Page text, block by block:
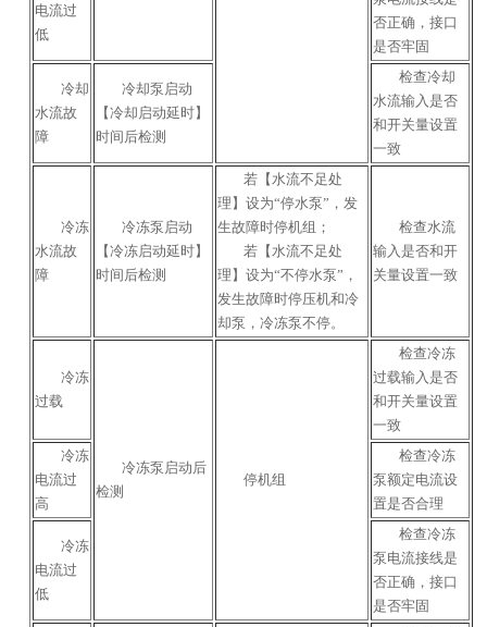
电流过
低
否正确，接口
是否牢固
冷却
水流故
障
冷却泵启动
【冷却启动延时】
时间后检测
检查冷却
水流输入是否
和开关量设置
一致
冷冻
水流故
障
冷冻泵启动
【冷冻启动延时】
时间后检测
若【水流不足处
理】设为“停水泵”，发
生故障时停机组；
若【水流不足处
理】设为“不停水泵”，
发生故障时停压机和冷
却泵，冷冻泵不停。
检查水流
输入是否和开
关量设置一致
冷冻
过载
冷冻泵启动后
检测
停机组
检查冷冻
过载输入是否
和开关量设置
一致
冷冻
电流过
高
检查冷冻
泵额定电流设
置是否合理
冷冻
电流过
低
检查冷冻
泵电流接线是
否正确，接口
是否牢固